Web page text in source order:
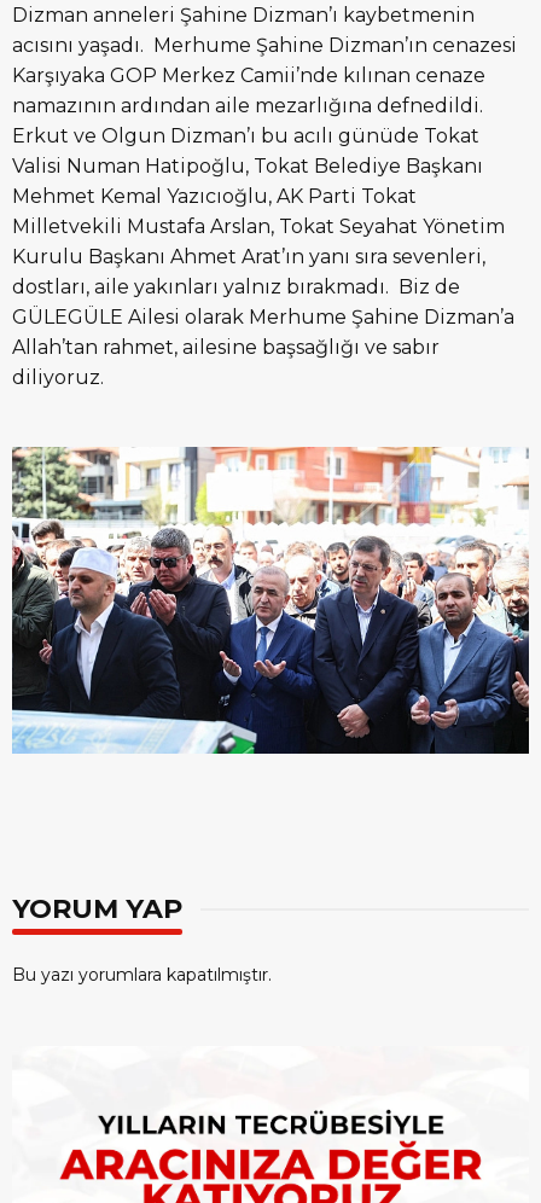
Dizman anneleri Şahine Dizman’ı kaybetmenin
acısını yaşadı. Merhume Şahine Dizman’ın cenazesi
Karşıyaka GOP Merkez Camii’nde kılınan cenaze
namazının ardından aile mezarlığına defnedildi.
Erkut ve Olgun Dizman’ı bu acılı günüde Tokat
Valisi Numan Hatipoğlu, Tokat Belediye Başkanı
Mehmet Kemal Yazıcıoğlu, AK Parti Tokat
Milletvekili Mustafa Arslan, Tokat Seyahat Yönetim
Kurulu Başkanı Ahmet Arat’ın yanı sıra sevenleri,
dostları, aile yakınları yalnız bırakmadı. Biz de
GÜLEGÜLE Ailesi olarak Merhume Şahine Dizman’a
Allah’tan rahmet, ailesine başsağlığı ve sabır
diliyoruz.
YORUM YAP
Bu yazı yorumlara kapatılmıştır.